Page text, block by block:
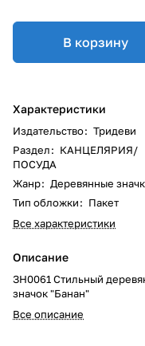
В корзину
Характеристики
Издательство: Тридеви
Раздел: КАНЦЕЛЯРИЯ/
ПОСУДА
Жанр: Деревянные
Тип обложки: Пакет
Все характеристики
Описание
ЗН0061 Стильный
значок "Банан"
Все описание